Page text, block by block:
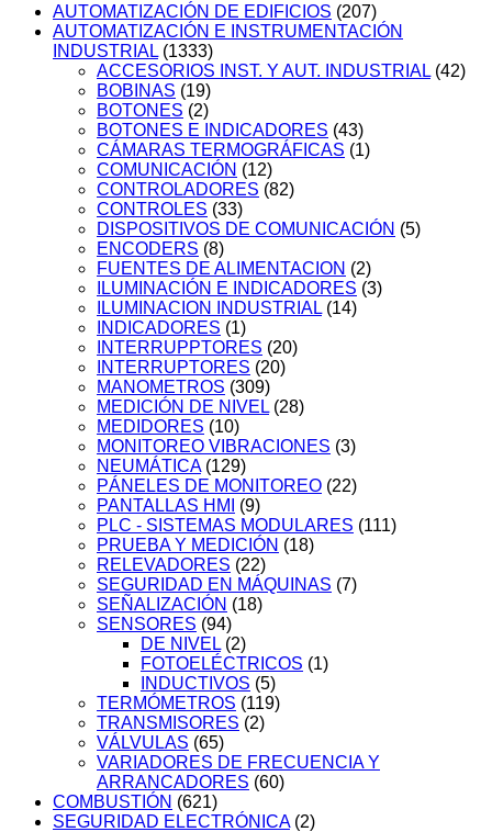
AUTOMATIZACIÓN DE EDIFICIOS (207)
AUTOMATIZACIÓN E INSTRUMENTACIÓN
INDUSTRIAL (1333)
ACCESORIOS INST. Y AUT. INDUSTRIAL (42)
BOBINAS (19)
BOTONES (2)
BOTONES E INDICADORES (43)
CÁMARAS TERMOGRÁFICAS (1)
COMUNICACIÓN (12)
CONTROLADORES (82)
CONTROLES (33)
DISPOSITIVOS DE COMUNICACIÓN (5)
ENCODERS (8)
FUENTES DE ALIMENTACION (2)
ILUMINACIÓN E INDICADORES (3)
ILUMINACION INDUSTRIAL (14)
INDICADORES (1)
INTERRUPPTORES (20)
INTERRUPTORES (20)
MANOMETROS (309)
MEDICIÓN DE NIVEL (28)
MEDIDORES (10)
MONITOREO VIBRACIONES (3)
NEUMÁTICA (129)
PÁNELES DE MONITOREO (22)
PANTALLAS HMI
(9)
PLC - SISTEMAS MODULARES (111)
PRUEBA Y MEDICIÓN (18)
RELEVADORES (22)
SEGURIDAD EN MÁQUINAS (7)
SEÑALIZACIÓN (18)
SENSORES (94)
DE NIVEL (2)
FOTOELÉCTRICOS (1)
INDUCTIVOS (5)
TERMÓMETROS (119)
TRANSMISORES (2)
VÁLVULAS (65)
VARIADORES DE FRECUENCIA Y
ARRANCADORES (60)
COMBUSTIÓN (621)
SEGURIDAD ELECTRÓNICA (2)